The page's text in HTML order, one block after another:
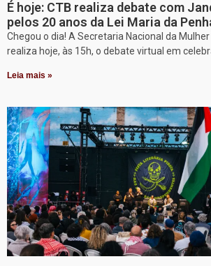
É hoje: CTB realiza debate com
pelos 20 anos da Lei Maria da
Chegou o dia! A Secretaria Nacional da
realiza hoje, às 15h, o debate virtual em
Leia mais »